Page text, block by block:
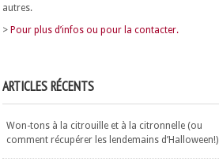
autres.
> Pour plus d’infos ou pour la contacter.
ARTICLES RÉCENTS
Won-tons à la citrouille et à la citronnelle (ou
comment récupérer les lendemains d’Halloween!)